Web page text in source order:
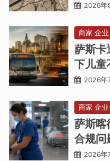
2026年
商家 企
萨斯卡
下儿童
2026年
商家 企
萨斯喀
合规问
2026年